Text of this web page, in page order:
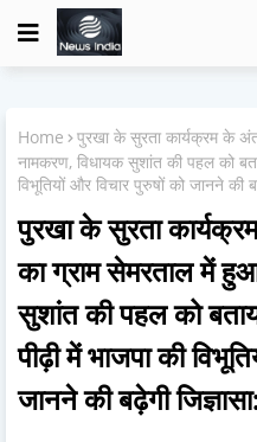
Home
पुरखा के सुरता कार्यक्रम के
नामकरण, विधायक सुशांत की पहल को
विभूतियों और विचार पुरुषों को जानने की
पुरखा के सुरता
का ग्राम सेमरताल में
सुशांत की पहल को
पीढ़ी में भाजपा की
जानने की बढ़ेगी